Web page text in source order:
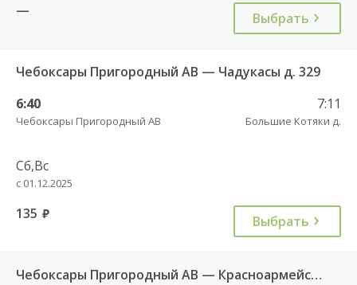
— Выбрать
Чебоксары Пригородный АВ — Чадукасы д. 329
6:40
Чебоксары Пригородный АВ
7:11
Большие Котяки д.
Сб,Вс
с 01.12.2025
135 руб. Выбрать
Чебоксары Пригородный АВ — Красноармейское с. ДКП 121